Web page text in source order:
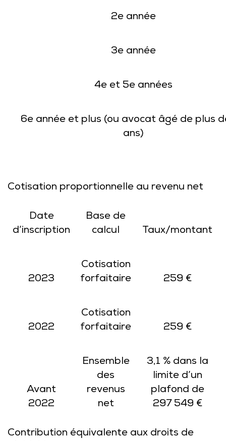
2e année
3e année
4e et 5e années
6e année et plus (ou avocat âgé de plus
ans)
Cotisation proportionnelle au revenu net
Date
d’inscription
Base de
calcul
Taux/montant
2023
Cotisation
forfaitaire
259 €
2022
Cotisation
forfaitaire
259 €
Avant
2022
Ensemble
des
revenus
net
3,1 % dans la
limite d’un
plafond de
297 549 €
Contribution équivalente aux droits de